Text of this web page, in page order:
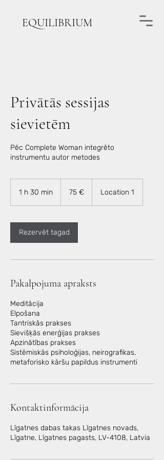
EQUILIBRIUM
Privātās sessijas
sievietēm
Pēc Complete Woman integrēto
instrumentu autor metodes
1 h 30 min
m
i
n
75 € Location 1
Rezervēt tagad
Pakalpojuma apraksts
Meditācija
Elpošana
Tantriskās prakses
Sievišķās enerģijas prakses
Apzinātības prakses
Sistēmiskās psiholoģijas, neirografikas,
metaforisko kāršu papildus instrumenti
Kontaktinformācija
Līgatnes dabas takas Līgatnes novads,
Līgatne, Līgatnes pagasts, LV-4108, Latvia